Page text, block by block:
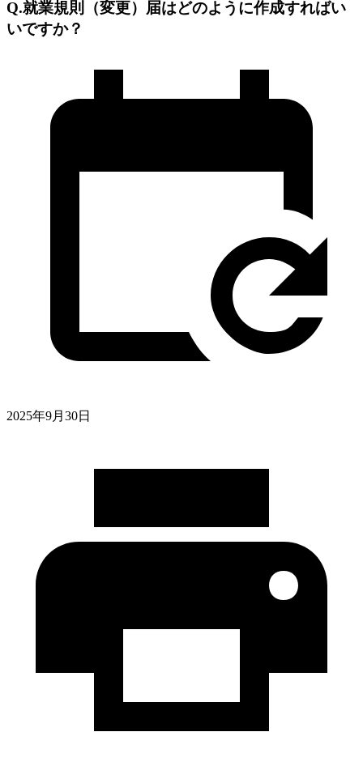
Q.就業規則（変更）届はどのように作成すればい
いですか？
2025年9月30日